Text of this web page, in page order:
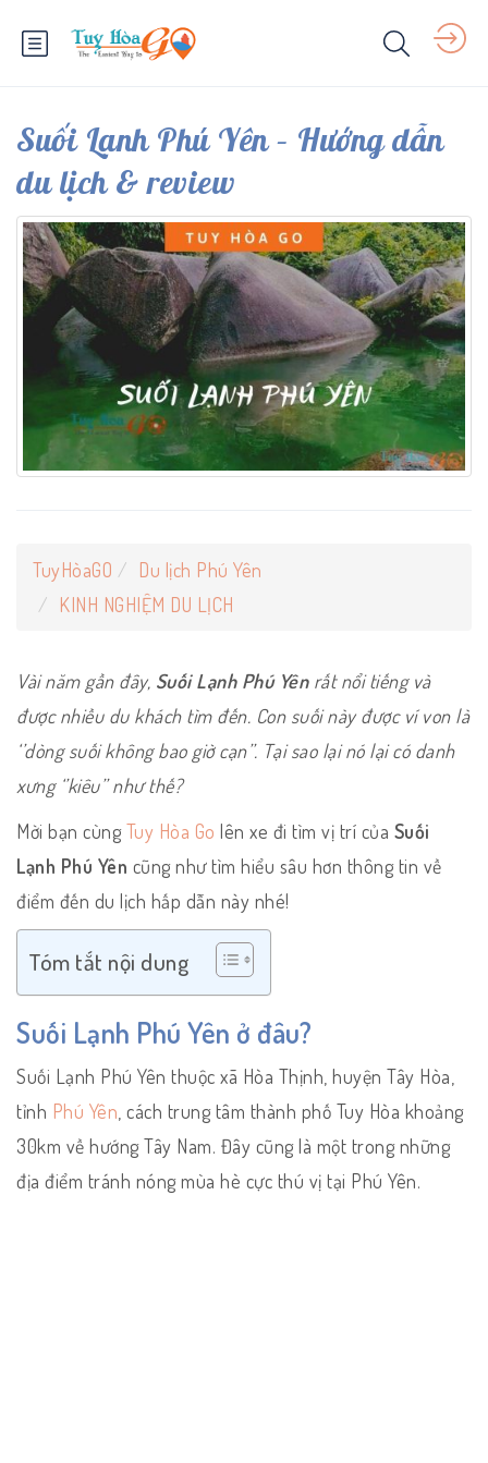
Suối Lạnh Phú Yên – Hướng dẫn
du lịch & review
TuyHòaGO
Du lịch Phú Yên
KINH NGHIỆM DU LỊCH
Vài năm gần đây, Suối Lạnh Phú Yênrất nổi tiếng và
được nhiều du khách tìm đến. Con suối này được ví von là
‘’dòng suối không bao giờ cạn’’. Tại sao lại nó lại có danh
xưng ‘’kiêu’’ như thế?
Mời bạn cùngTuy Hòa Go lên xe đi tìm vị trí của Suối
Lạnh Phú Yên cũng như tìm hiểu sâu hơn thông tin về
điểm đến du lịch hấp dẫn này nhé!
Tóm tắt nội dung
Suối Lạnh Phú Yên ở đâu?
Suối Lạnh Phú Yên thuộc xã Hòa Thịnh, huyện Tây Hòa,
tỉnh Phú Yên , cách trung tâm thành phố Tuy Hòa khoảng
30km về hướng Tây Nam. Đây cũng là một trong những
địa điểm tránh nóng mùa hè cực thú vị tại Phú Yên.